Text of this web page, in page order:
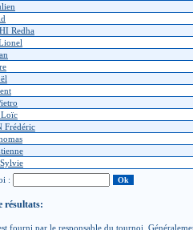
Redha
Frédéric
:
résultats:
fourni par le responsable du tournoi.